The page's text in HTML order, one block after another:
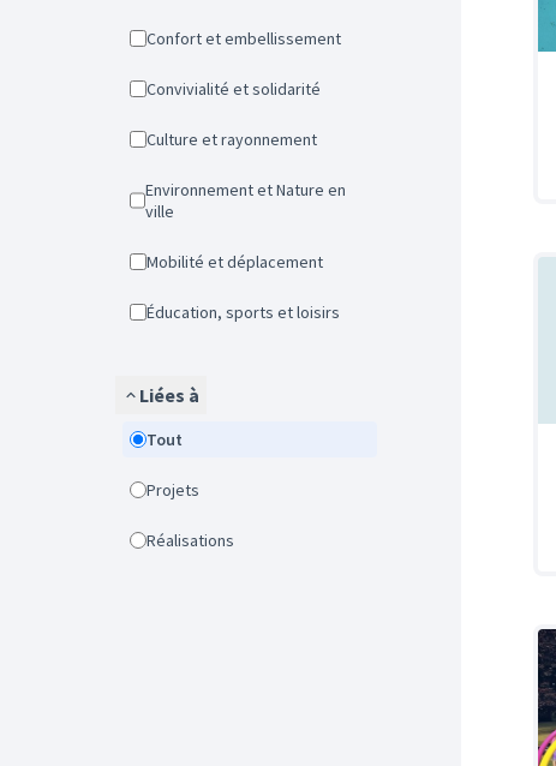
Confort et embellissement
Convivialité et solidarité
Culture et rayonnement
Environnement et Nature en
ville
Mobilité et déplacement
Éducation, sports et loisirs
Liées à
Tout
Projets
Réalisations